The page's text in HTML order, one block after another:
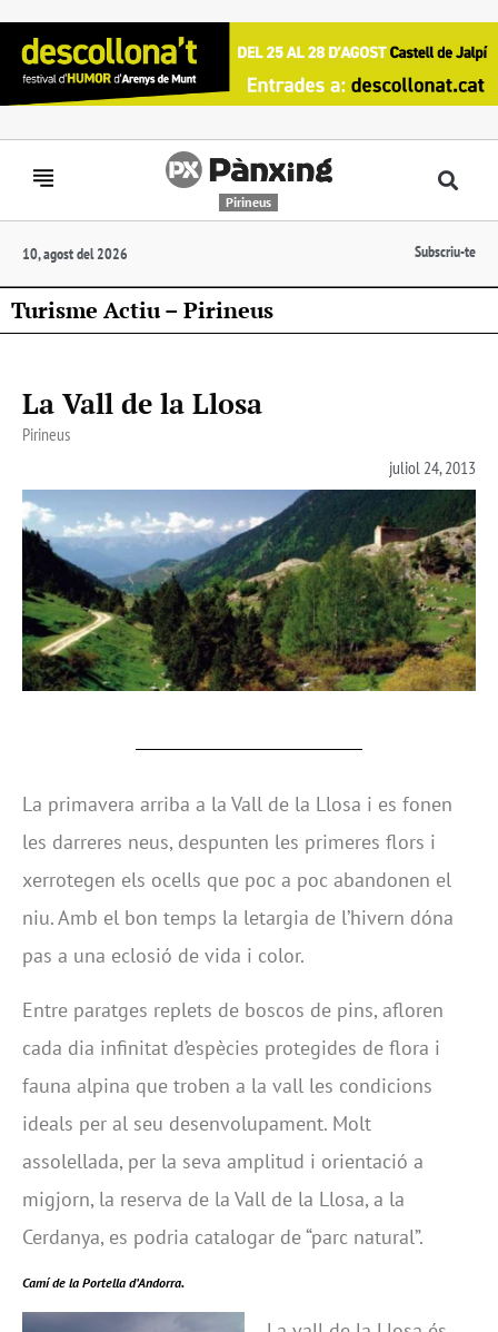
Pirineus
10, agost del 2026 Subscriu-te
Turisme Actiu – Pirineus
La Vall de la Llosa
Pirineus
juliol 24, 2013
La primavera arriba a la Vall de la Llosa i es fonen
les darreres neus, despunten les primeres flors i
xerrotegen els ocells que poc a poc abandonen el
niu. Amb el bon temps la letargia de l’hivern dóna
pas a una eclosió de vida i color.
Entre paratges replets de boscos de pins, afloren
cada dia infinitat d’espècies protegides de flora i
fauna alpina que troben a la vall les condicions
ideals per al seu desenvolupament. Molt
assolellada, per la seva amplitud i orientació a
migjorn, la reserva de la Vall de la Llosa, a la
Cerdanya, es podria catalogar de “parc natural”.
Camí de la Portella d’Andorra.